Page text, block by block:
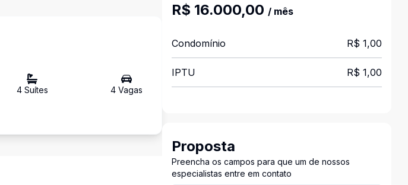
4Suítes 4Vagas
R$ 16.000,00 / mês
Condomínio R$ 1,00
IPTU R$ 1,00
Proposta
Preencha os campos para que um de nossos
especialistas entre em contato